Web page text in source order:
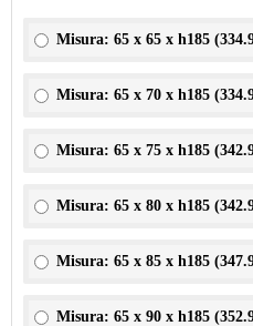
Misura: 65 x 65 x h185 (
Misura: 65 x 70 x h185 (
Misura: 65 x 75 x h185 (
Misura: 65 x 80 x h185 (
Misura: 65 x 85 x h185 (
Misura: 65 x 90 x h185 (